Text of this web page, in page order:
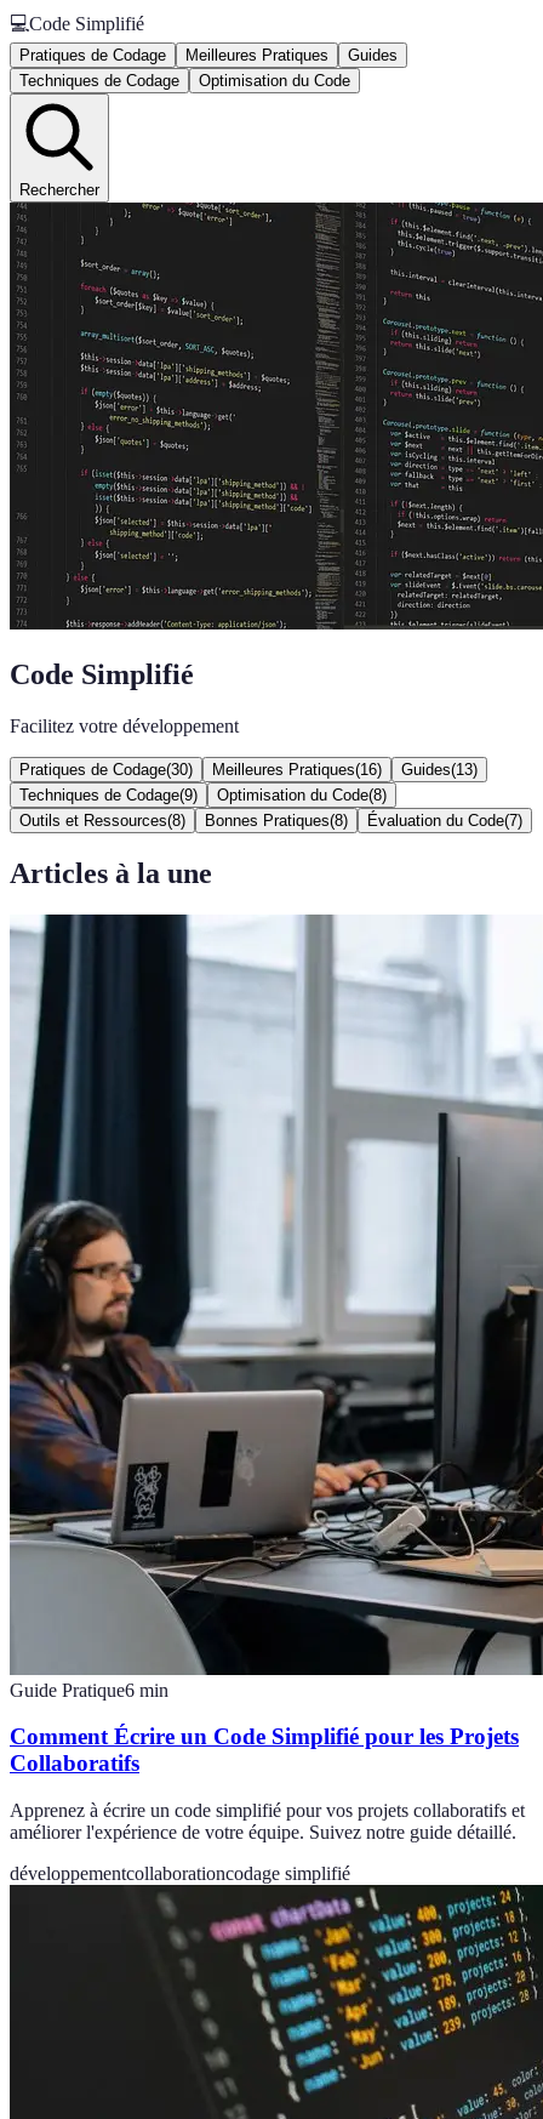
💻Code Simplifié
Pratiques de Codage Meilleures Pratiques
Guides
Techniques de Codage
Optimisation du Code
Rechercher
Code Simplifié
Facilitez votre développement
Pratiques de Codage(30) Meilleures Pratiques(16) Guides(13)
Techniques de Codage(9) Optimisation du Code(8)
Outils et Ressources(8) Bonnes Pratiques(8) Évaluation du Code(7)
Articles à la une
Guide Pratique6 min
Comment Écrire un Code Simplifié pour les Projets
Collaboratifs
Apprenez à écrire un code simplifié pour vos projets collaboratifs et
améliorer l'expérience de votre équipe. Suivez notre guide détaillé.
développementcollaborationcodage simplifié